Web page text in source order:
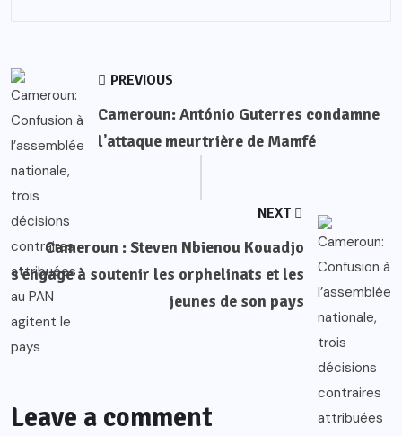
PREVIOUS
Cameroun: António Guterres condamne
l’attaque meurtrière de Mamfé
NEXT
Cameroun : Steven Nbienou Kouadjo
s’engage à soutenir les orphelinats et les
jeunes de son pays
Leave a comment